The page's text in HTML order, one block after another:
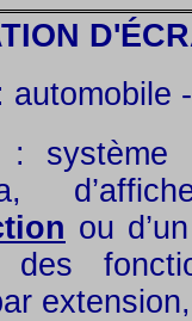
automobile
: système
ou
des